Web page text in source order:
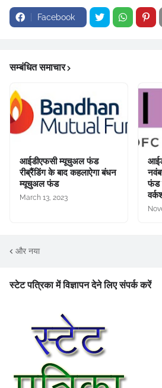
Facebook
सम्बंधित समाचार
आईडीएफसी म्यूचुअल फंड
रीब्रैंडिंग के बाद कहलाऐगा बंधन
म्यूचुअल फंड
March 13, 2023
फंड
और नया
स्टेट पत्रिका में विज्ञापन देने लिए संपर्क करें